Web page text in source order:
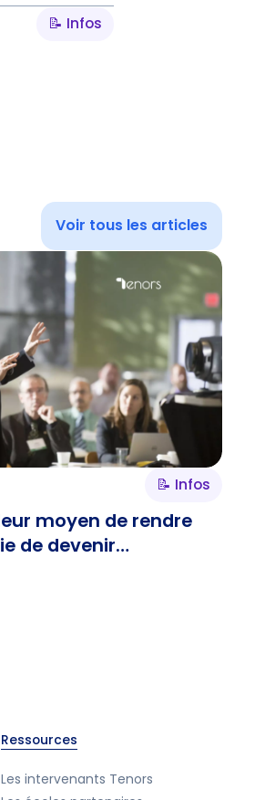
📝 Infos
Voir tous les articles
📝 Infos
moyen de rendre
de devenir
Ressources
Les intervenants Tenors